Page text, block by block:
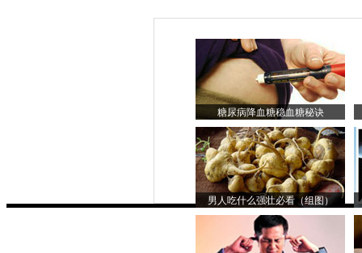
糖尿病降血糖稳血糖秘诀
男人吃什么强壮必看（组图）